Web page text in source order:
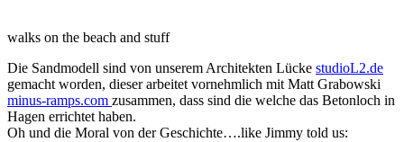
walks on the beach and stuff
Die Sandmodell sind von unserem Architekten Lücke studioL2.de
gemacht worden, dieser arbeitet vornehmlich mit Matt Grabowski
minus-ramps.com zusammen, dass sind die welche das Betonloch in
Hagen errichtet haben.
Oh und die Moral von der Geschichte….like Jimmy told us: